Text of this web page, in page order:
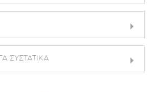
ΣΥΣΤΑΤΙΚΑ